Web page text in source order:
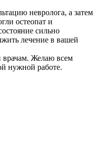
невролога, а затем
остеопат и
сильно
лечение в вашей
врачам. Желаю всем
нужной работе.